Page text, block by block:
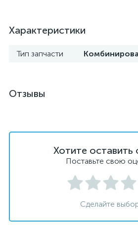
Характеристики
Тип запчасти
Отзывы
Хотите оставить
Поставьте свою
Сделайте